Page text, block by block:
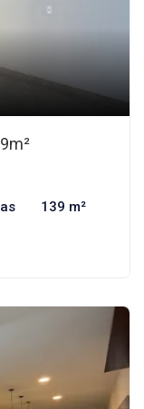
139 m²